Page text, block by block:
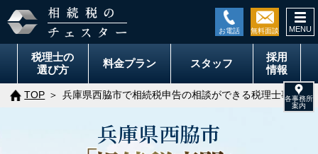
税理士の
選び方
料金プラン スタッフ
採用
情報
TOP 兵庫県西脇市で相続税申告の相談ができる税理士事務所
兵庫県西脇市